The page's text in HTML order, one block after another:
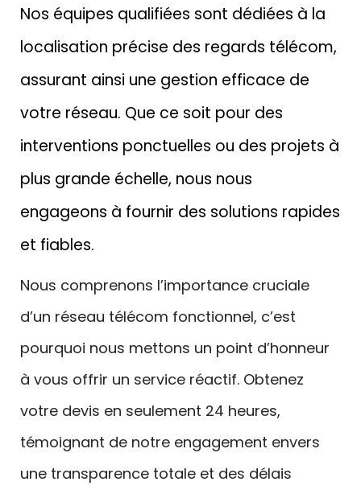
Nos équipes qualifiées sont dédiées à la
localisation précise des regards télécom,
assurant ainsi une gestion efficace de
votre réseau. Que ce soit pour des
interventions ponctuelles ou des projets à
plus grande échelle, nous nous
engageons à fournir des solutions rapides
et fiables.
Nous comprenons l’importance cruciale
d’un réseau télécom fonctionnel, c’est
pourquoi nous mettons un point d’honneur
à vous offrir un service réactif. Obtenez
votre devis en seulement 24 heures,
témoignant de notre engagement envers
une transparence totale et des délais